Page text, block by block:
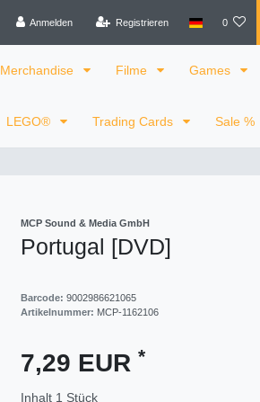
Anmelden Registrieren 0
Merchandise Filme Games
LEGO® Trading Cards Sale %
MCP Sound & Media GmbH
Portugal [DVD]
Barcode: 9002986621065
Artikelnummer: MCP-1162106
7,29 EUR *
Inhalt 1 Stück